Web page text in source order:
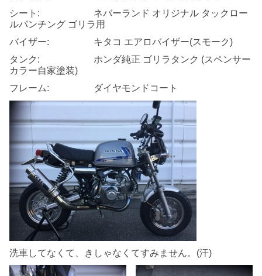
シート: ネバーランド オリジナル タックロー
ルパンチング ゴリラ用
バイザー: キタコ エアロバイザー(スモーク)
タンク: ホンダ純正 ゴリラタンク (スペンサー
カラー自家塗装)
フレーム: ダイヤモンドコート
洗車してなくて、きしゃなくてすみません。(汗)